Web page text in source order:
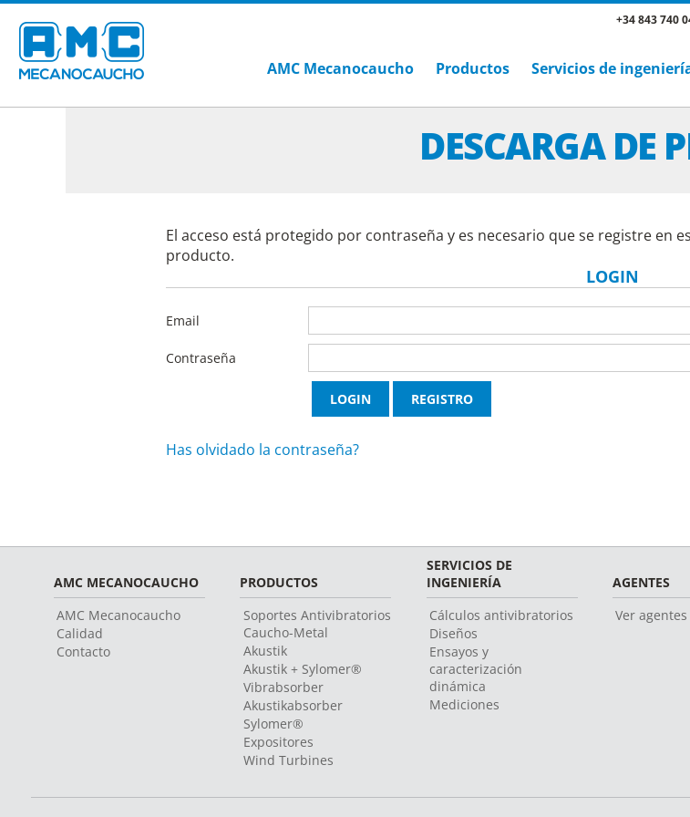
+34 843 740
AMC Mecanocaucho Productos Servicios de
DESCARGA DE
El acceso está protegido por contraseña y es necesario que se registre en
producto.
LOGIN
Email
Contraseña
Has olvidado la contraseña?
AMC MECANOCAUCHO
AMC Mecanocaucho
Calidad
Contacto
PRODUCTOS
Soportes Antivibratorios
Caucho-Metal
Akustik
Akustik + Sylomer®
Vibrabsorber
Akustikabsorber
Sylomer®
Expositores
Wind Turbines
SERVICIOS DE
INGENIERÍA
Cálculos antivibratorios
Diseños
Ensayos y
caracterización
dinámica
Mediciones
AGENTES
Ver agentes